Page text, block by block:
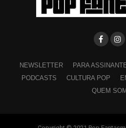
NEWSLETTER PARA
PODCASTS
CULTURA POP
QUEM